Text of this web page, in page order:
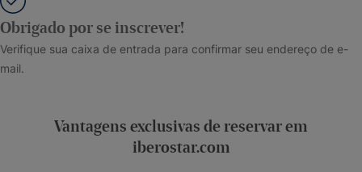
Obrigado por se inscrever!
Verifique sua caixa de entrada para confirmar seu endereço de e-
mail.
Vantagens exclusivas de reservar em
iberostar.com